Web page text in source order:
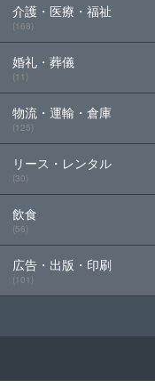
介護・医療・福祉
(168)
婚礼・葬儀
(11)
物流・運輸・倉庫
(125)
リース・レンタル
(30)
飲食
(56)
広告・出版・印刷
(101)